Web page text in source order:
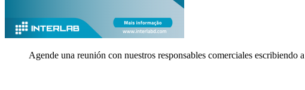
Agende una reunión con nuestros responsables comerciales escribiendo a